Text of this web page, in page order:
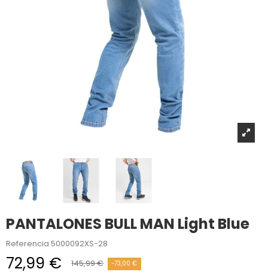
PANTALONES BULL MAN Light Blue
Referencia 5000092XS-28
72,99 € 145,99 € -73,00 €